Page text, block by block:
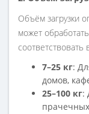
Объём загрузки
может
7–25 кг:
домов,
25–100 кг: